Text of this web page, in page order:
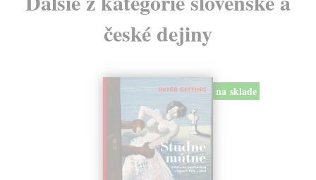
české dejiny
na sklade